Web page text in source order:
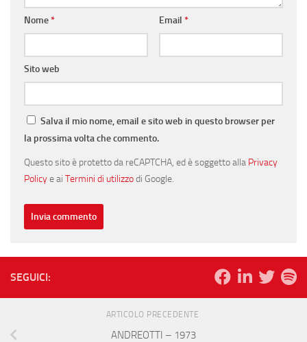
Nome* Email *
Sito web
Salva il mio nome, email e sito web in questo browser per
la prossima volta che commento.
Questo sito è protetto da reCAPTCHA, ed è soggetto alla Privacy
Policye ai Termini di utilizzodi Google.
SEGUICI:
ARTICOLO PRECEDENTE
ANDREOTTI – 1973